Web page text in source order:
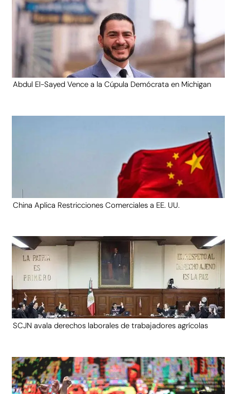
Abdul El-Sayed Vence a la Cúpula Demócrata en Michigan
China Aplica Restricciones Comerciales a EE. UU.
SCJN avala derechos laborales de trabajadores agrícolas